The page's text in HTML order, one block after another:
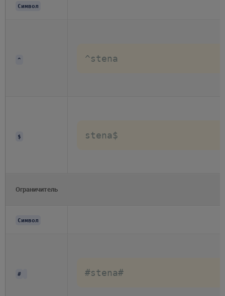
Символ
^ ^stena
$ stena$
Ограничитель
Символ
# #stena#